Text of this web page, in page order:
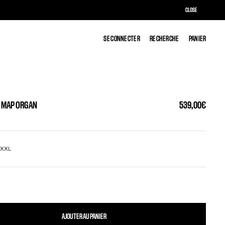
SE CONNECTER RECHERCHE PANIER
SE CONNECTER RECHERCHE PANIER
ORGAN 539,00€
XXL
AJOUTER AU PANIER
CLOSE